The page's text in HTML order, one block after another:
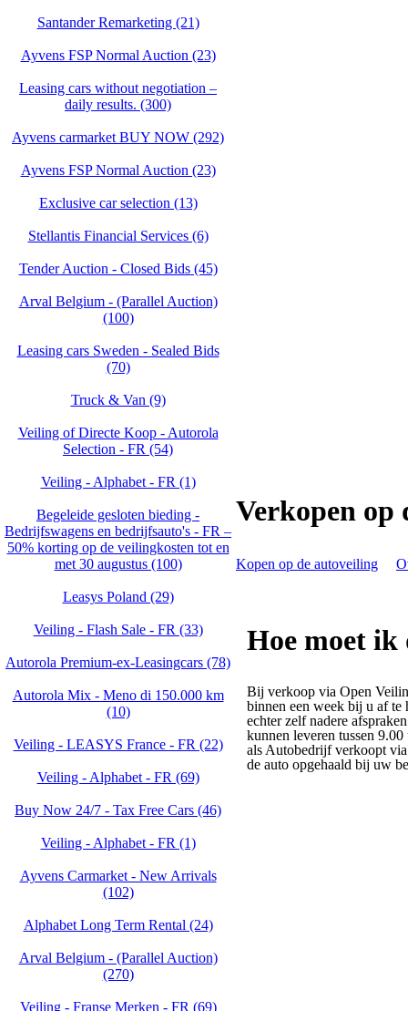
Santander Remarketing (21)
Ayvens FSP Normal Auction (23)
Leasing cars without negotiation –
daily results. (300)
Ayvens carmarket BUY NOW (292)
Ayvens FSP Normal Auction (23)
Exclusive car selection (13)
Stellantis Financial Services (6)
Tender Auction - Closed Bids (45)
Arval Belgium - (Parallel Auction)
(100)
Leasing cars Sweden - Sealed Bids
(70)
Truck & Van (9)
Veiling of Directe Koop - Autorola
Selection - FR (54)
Veiling - Alphabet - FR (1)
Begeleide gesloten bieding -
Bedrijfswagens en bedrijfsauto's - FR –
50% korting op de veilingkosten tot en
met 30 augustus (100)
Leasys Poland (29)
Veiling - Flash Sale - FR (33)
Autorola Premium-ex-Leasingcars (78)
Autorola Mix - Meno di 150.000 km
(10)
Veiling - LEASYS France - FR (22)
Veiling - Alphabet - FR (69)
Buy Now 24/7 - Tax Free Cars (46)
Veiling - Alphabet - FR (1)
Ayvens Carmarket - New Arrivals
(102)
Alphabet Long Term Rental (24)
Arval Belgium - (Parallel Auction)
(270)
Veiling - Franse Merken - FR (69)
Verkopen op
Kopen op de autoveiling
Hoe moet ik
Bij verkoop via Open
binnen een week bij u af te
echter zelf nadere
kunnen leveren tussen
als Autobedrijf verkoopt
de auto opgehaald bij uw